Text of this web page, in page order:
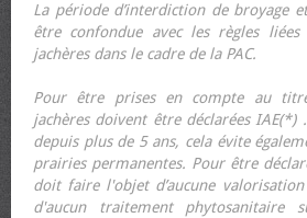
La période d’interdiction de broyage
être confondue avec les règles
jachères dans le cadre de la PAC.
Pour être prises en compte au
jachères doivent être déclarées IAE(*)
depuis plus de 5 ans, cela évite
prairies permanentes. Pour être
doit faire l'objet d’aucune
d'aucun traitement phytosanitaire